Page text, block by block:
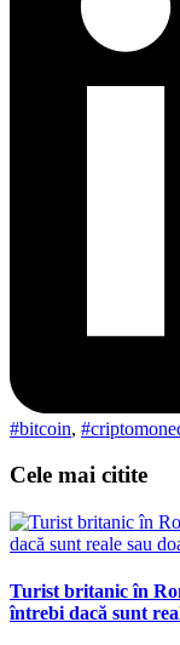
#bitcoin,
Cele mai citite
Turist britanic în
întrebi dacă sunt